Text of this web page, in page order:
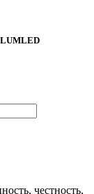
LUMLED
честность,